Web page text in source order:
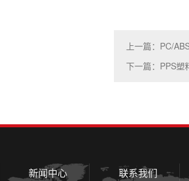
上一篇：PC/
下一篇：PPS塑
新闻中心 联系我们